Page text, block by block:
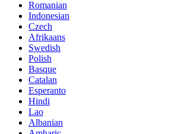
Romanian
Indonesian
Czech
Afrikaans
Swedish
Polish
Basque
Catalan
Esperanto
Hindi
Lao
Albanian